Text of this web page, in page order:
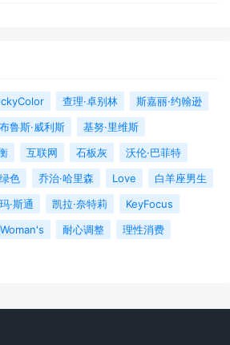
查理·卓别林
斯嘉丽·约翰逊
布鲁斯·威利斯
基努·里维斯
互联网 石板灰
沃伦·巴菲特
色 乔治·哈里森 Love
白羊座男生
·斯通 凯拉·奈特莉
KeyFocus
耐心调整
理性消费